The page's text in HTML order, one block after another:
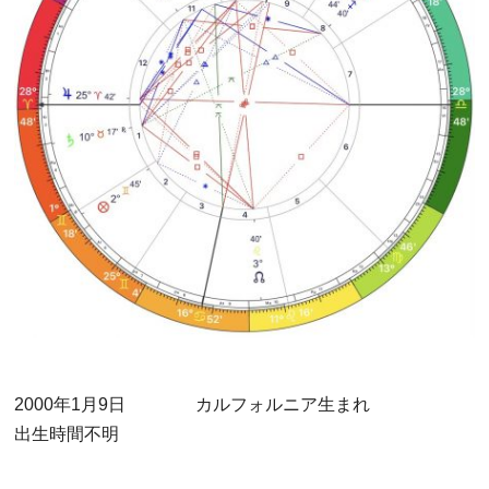
2000年1月9日 カルフォルニア生まれ
出生時間不明